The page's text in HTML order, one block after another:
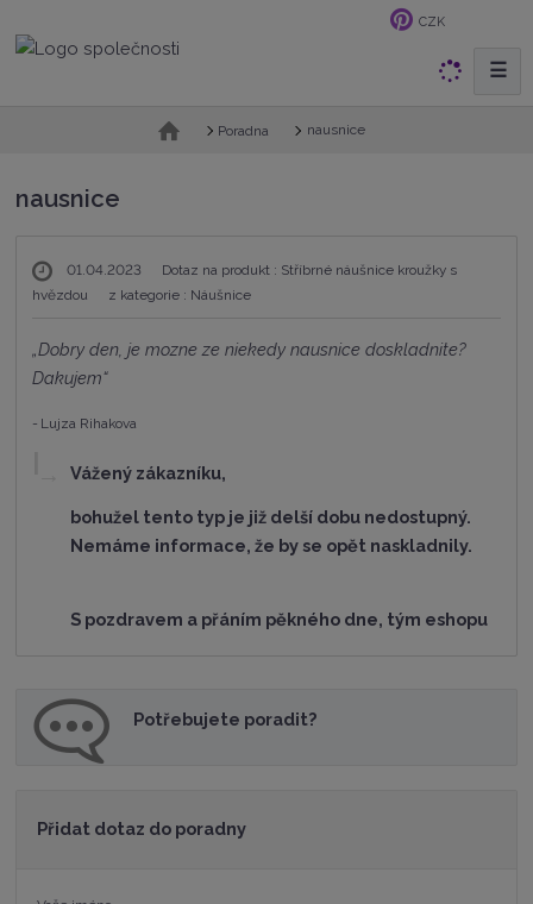
CZK
t
☰
s
t
a
Poradna nausnice
nausnice
01.04.2023 Dotaz na produkt : Stříbrné náušnice kroužky s
hvězdou
z kategorie : Náušnice
Dobry den, je mozne ze niekedy nausnice doskladnite?
Dakujem
Lujza Rihakova
Vážený zákazníku,
bohužel tento typ je již delší dobu nedostupný.
Nemáme informace, že by se opět naskladnily.
S pozdravem a přáním pěkného dne, tým eshopu
Potřebujete poradit?
Přidat dotaz do poradny